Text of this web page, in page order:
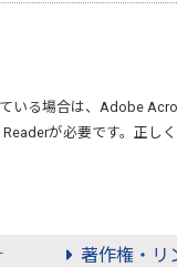
いる場合は、 Adobe
が必要です。正し
著作権・リ